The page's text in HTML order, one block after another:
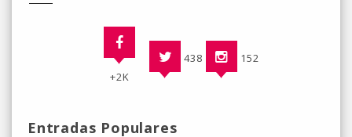
+2K
438 152
Entradas Populares